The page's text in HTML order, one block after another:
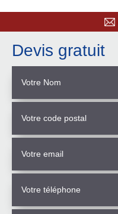
Devis gratuit